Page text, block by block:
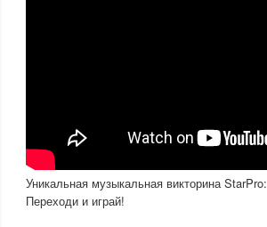
Уникальная музыкальная викторина StarPro:
Переходи и играй!